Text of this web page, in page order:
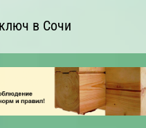
в Сочи